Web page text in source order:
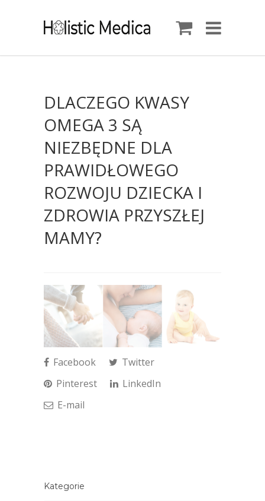
DLACZEGO KWASY
OMEGA 3 SĄ
NIEZBĘDNE DLA
PRAWIDŁOWEGO
ROZWOJU DZIECKA I
ZDROWIA PRZYSZŁEJ
MAMY?
Facebook
Twitter
Pinterest
LinkedIn
E-mail
Kategorie